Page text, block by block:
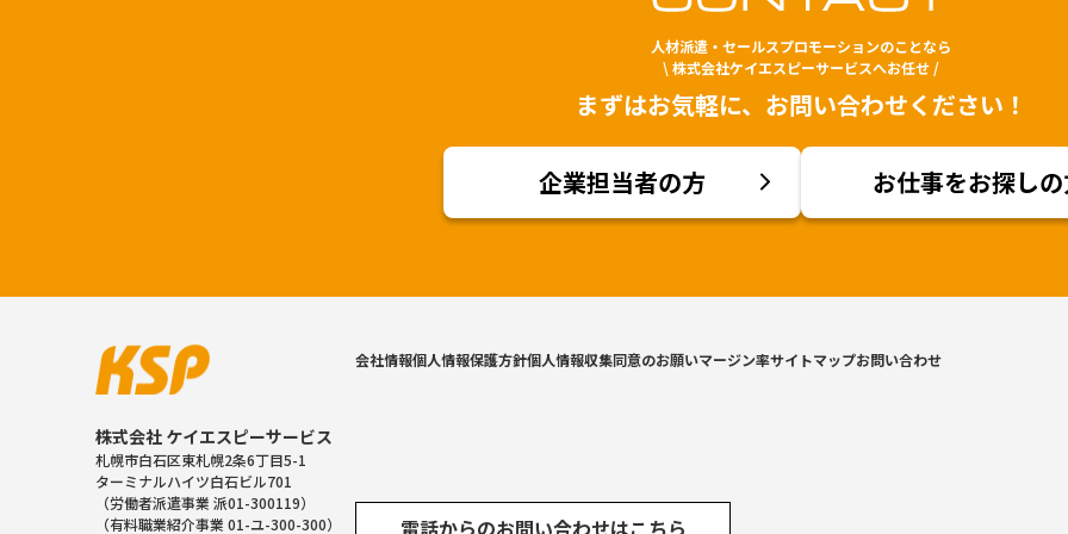
人材派遣・セールスプロモーションのことなら
\ 株式会社ケイエスピーサービスへお任せ /
まずはお気軽に、お問い合わせください！
企業担当者の方 お仕事をお探し
株式会社 ケイエスピーサービス
札幌市白石区東札幌2条6丁目5-1
ターミナルハイツ白石ビル701
（労働者派遣事業 派01-300119）
（有料職業紹介事業 01-ユ-300-300）
会社情報個人情報保護方針個人情報収集同意のお願いマージン率サイトマップお問い合わせ
電話からのお問い合わせはこちら